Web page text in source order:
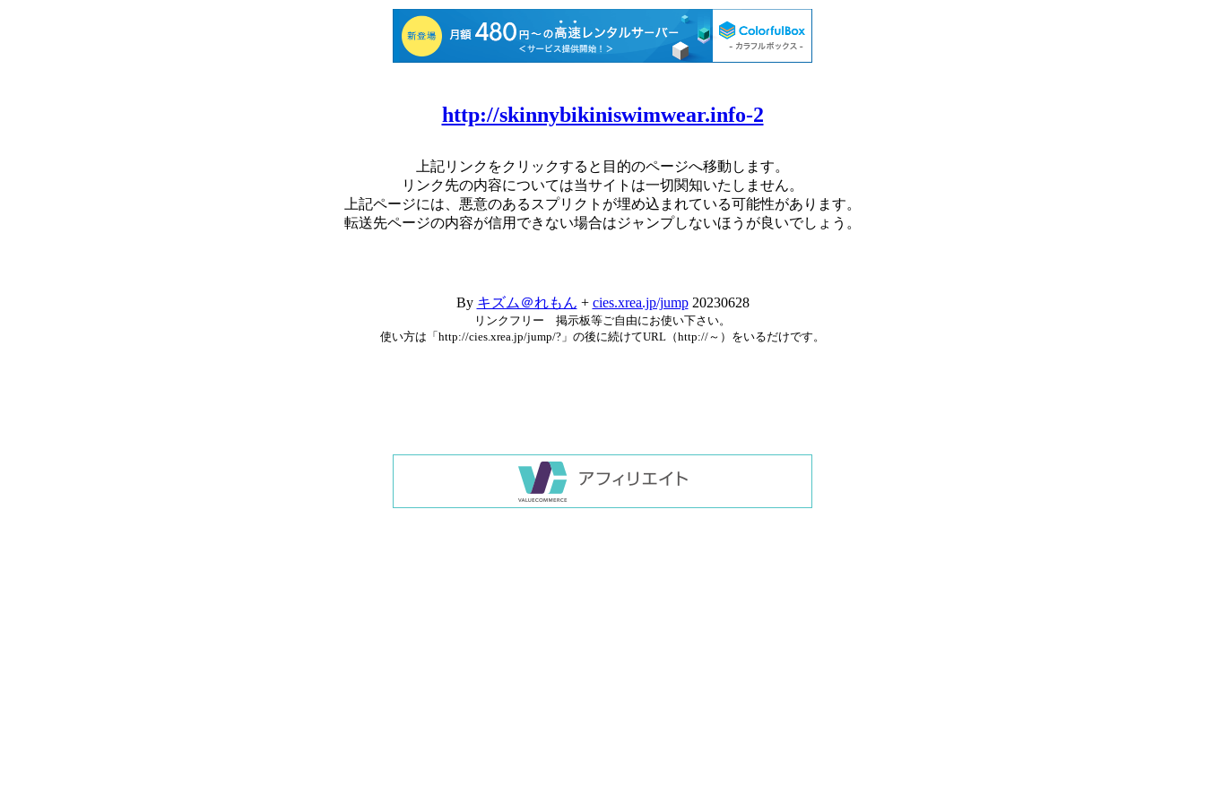
http://skinnybikiniswimwear.info-2
上記リンクをクリックすると目的のページへ移動します。
リンク先の内容については当サイトは一切関知いたしません。
上記ページには、悪意のあるスプリクトが埋め込まれている可能性があります。
転送先ページの内容が信用できない場合はジャンプしないほうが良いでしょう。
By キズム＠れもん + cies.xrea.jp/jump20230628
リンクフリー 掲示板等ご自由にお使い下さい。
使い方は「http://cies.xrea.jp/jump/?」の後に続けてURL（http://～）をいるだけです。